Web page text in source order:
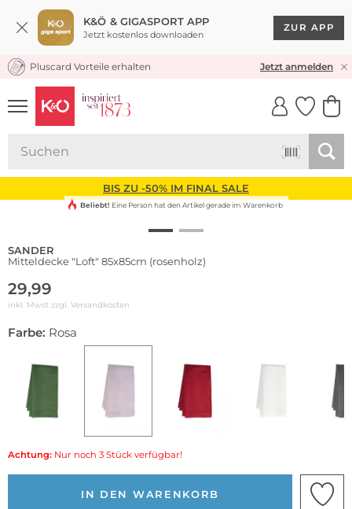
K&Ö & GIGASPORT APP
Jetzt kostenlos downloaden
ZUR APP
KOSTENLOSER VERSAND* & RÜCKVERSAND
Pluscard Vorteile erhalten Jetzt anmelden
UNSERE APP
CLICK &
BIS ZU -50% IM FINAL SALE
Beliebt! Eine Person hat den Artikel gerade im Warenkorb
SANDER
Mitteldecke "Loft" 85x85cm (rosenholz)
29,99
inkl. Mwst zzgl. Versandkosten
Farbe: Rosa
Achtung: Nur noch 3 Stück verfügbar!
IN DEN WARENKORB